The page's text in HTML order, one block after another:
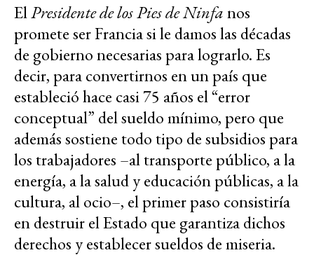
ElPresidente de los Pies de Ninfanos
promete ser Francia si le damos las décadas
de gobierno necesarias para lograrlo. Es
decir, para convertirnos en un país que
estableció hace casi 75 años el “error
conceptual” del sueldo mínimo, pero que
además sostiene todo tipo de subsidios para
los trabajadores –al transporte público, a la
energía, a la salud y educación públicas, a la
cultura, al ocio–, el primer paso consistiría
en destruir el Estado que garantiza dichos
derechos y establecer sueldos de miseria.